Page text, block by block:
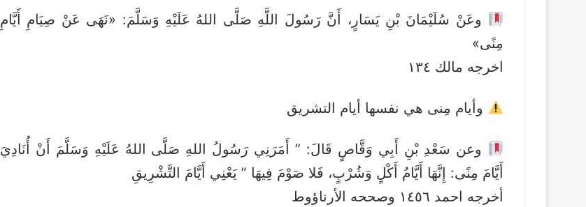
وعَنْ سُلَيْمَانَ بْنِ يَسَارٍ، أَنَّ رَسُولَ اللَّهِ صَلَّى اللهُ عَلَيْهِ وَسَلَّمَ: «نَهَى عَنْ صِيَامِ أَيَّامِ
مِنًى»
اخرجه مالك ١٣٤
وأيام مِنى هي نفسها أيام التشريق
وعن سَعْدِ بْنِ أَبِي وَقَّاصٍ قَالَ: ” أَمَرَنِي رَسُولُ اللهِ صَلَّى اللهُ عَلَيْهِ وَسَلَّمَ أَنْ أُنَادِيَ
أَيَّامَ مِنًى: إِنَّهَا أَيَّامُ أَكْلٍ وَشُرْبٍ، فَلا صَوْمَ فِيهَا ” يَعْنِي أَيَّامَ التَّشْرِيقِ
أخرجه احمد ١٤٥٦ وصححه الأرناؤوط